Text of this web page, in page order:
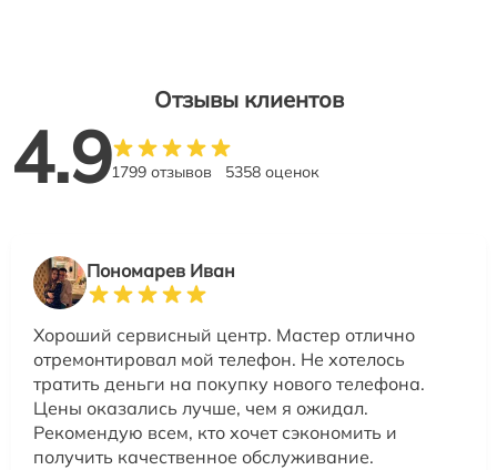
Отзывы клиентов
4.91799 отзывов 5358 оценок
Пономарев Иван
Хороший сервисный центр. Мастер отлично
отремонтировал мой телефон. Не хотелось
тратить деньги на покупку нового телефона.
Цены оказались лучше, чем я ожидал.
Рекомендую всем, кто хочет сэкономить и
получить качественное обслуживание.